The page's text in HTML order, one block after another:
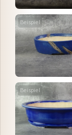
Beispiel
Beispiel